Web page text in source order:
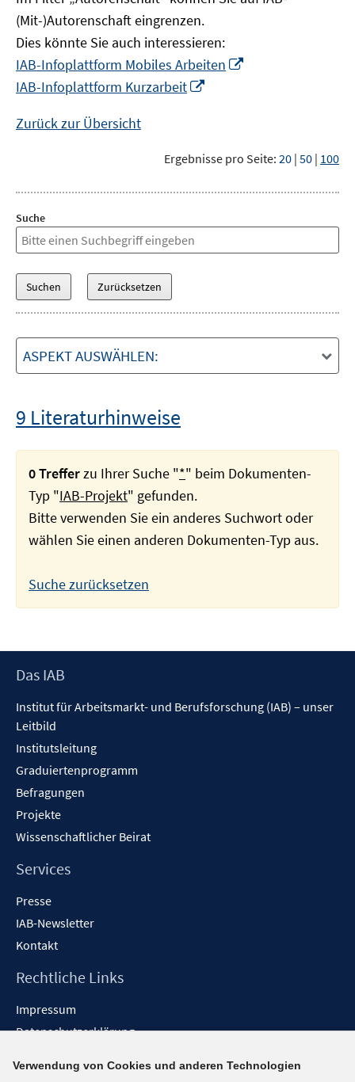
(Mit-)Autorenschaft eingrenzen.
Dies könnte Sie auch interessieren:
IAB-Infoplattform Mobiles Arbeiten
IAB-Infoplattform Kurzarbeit
Zurück zur Übersicht
Ergebnisse pro Seite: 20 | 50 | 100
Suche
ASPEKT AUSWÄHLEN:
9 Literaturhinweise
0 Trefferzu Ihrer Suche "*" beim Dokumenten-
Typ "IAB-Projekt" gefunden.
Bitte verwenden Sie ein anderes Suchwort oder
wählen Sie einen anderen Dokumenten-Typ aus.
Suche zurücksetzen
Footer
Das IAB
Institut für Arbeitsmarkt- und Berufsforschung (IAB) – unser
Leitbild
Institutsleitung
Graduiertenprogramm
Befragungen
Projekte
Wissenschaftlicher Beirat
Services
Presse
IAB-Newsletter
Kontakt
Rechtliche Links
Impressum
Datenschutzerklärung
Barrieren melden
Verwendung von Cookies und anderen Technologien